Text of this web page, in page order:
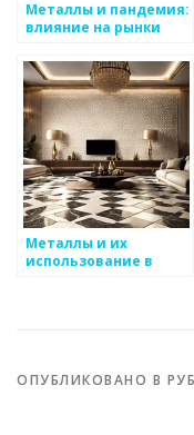
Металлы и пандемия:
влияние на рынки
Металлы и их
использование в
ОПУБЛИКОВАНО В